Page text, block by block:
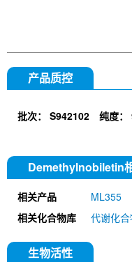
产品质控
批次： S942102 纯度：
Demethylnobiletin
相关产品 ML355
相关化合物库
代谢化
生物活性